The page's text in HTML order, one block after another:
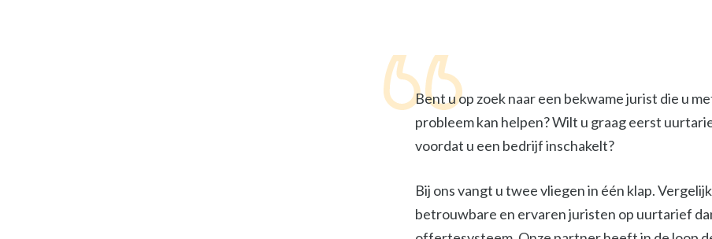
Bent u op zoek naar een bekwame jurist die u
probleem kan helpen? Wilt u graag eerst
voordat u een bedrijf inschakelt?
Bij ons vangt u twee vliegen in één klap.
betrouwbare en ervaren juristen op uurtarief